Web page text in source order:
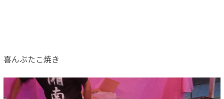
喜んぶたこ焼き